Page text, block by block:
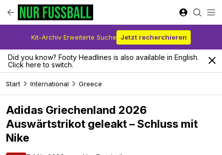
Kit-Archiv Erweiterte Suche Jetzt recherchieren
Did you know? Footy Headlines is also available in English.
Click here to switch.
Start International Greece
Adidas Griechenland 2026
Auswärtstrikot geleakt – Schluss mit
Nike